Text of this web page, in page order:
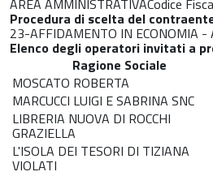
AREA AMMINISTRATIVACodice
Procedura di scelta del
23-AFFIDAMENTO IN ECONOMIA
Elenco degli operatori invitati a
Ragione Sociale
MOSCATO ROBERTA
MARCUCCI LUIGI E SABRINA SNC
LIBRERIA NUOVA DI ROCCHI
GRAZIELLA
L'ISOLA DEI TESORI DI TIZIANA
VIOLATI